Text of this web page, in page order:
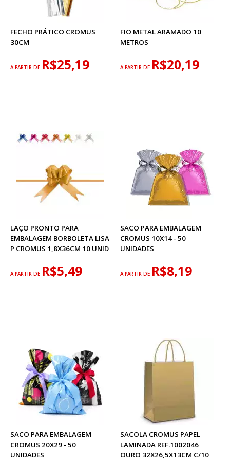
FECHO PRÁTICO CROMUS
30CM
A PARTIR DE R$25,19
FIO METAL ARAMADO 10
METROS
A PARTIR DE R$20,19
LAÇO PRONTO PARA
EMBALAGEM BORBOLETA LISA
P CROMUS 1,8X36CM 10 UNID
A PARTIR DE R$5,49
SACO PARA EMBALAGEM
CROMUS 10X14 - 50
UNIDADES
A PARTIR DE R$8,19
SACO PARA EMBALAGEM
CROMUS 20X29 - 50
UNIDADES
SACOLA CROMUS PAPEL
LAMINADA REF.1002046
OURO 32X26,5X13CM C/10